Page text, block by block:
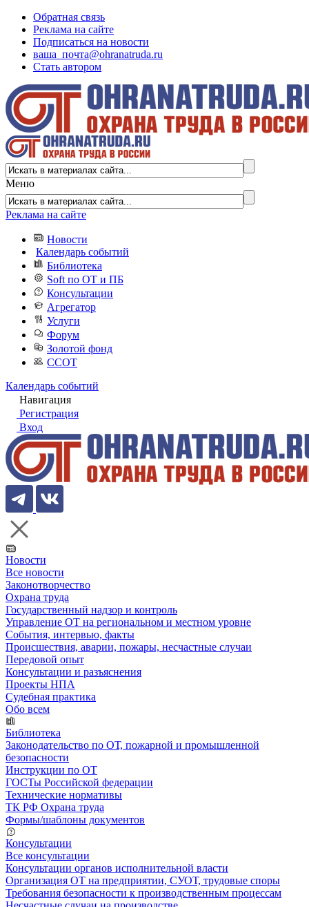
Обратная связь
Реклама на сайте
Подписаться на новости
ваша_почта@ohranatruda.ru
Стать автором
Меню
Реклама на сайте
Новости
Календарь событий
Библиотека
Soft по ОТ и ПБ
Консультации
Агрегатор
Услуги
Форум
Золотой фонд
ССОТ
Календарь событий
Навигация
Регистрация
Вход
Новости
Все новости
Законотворчество
Охрана труда
Государственный надзор и контроль
Управление ОТ на региональном и местном уровне
События, интервью, факты
Происшествия, аварии, пожары, несчастные случаи
Передовой опыт
Консультации и разъяснения
Проекты НПА
Судебная практика
Обо всем
Библиотека
Законодательство по ОТ, пожарной и промышленной
безопасности
Инструкции по ОТ
ГОСТы Российской федерации
Технические нормативы
ТК РФ Охрана труда
Формы/шаблоны документов
Консультации
Все консультации
Консультации органов исполнительной власти
Организация ОТ на предприятии, СУОТ, трудовые споры
Требования безопасности к производственным процессам